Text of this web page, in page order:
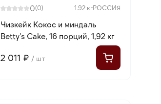
0(0) 1.92 кгРОССИЯ
Чизкейк Кокос и миндаль
Betty's Cake, 16 порций, 1,92 кг
2 011 ₽ / шт